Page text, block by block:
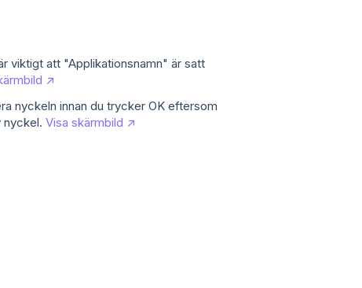
viktigt att "Applikationsnamn" är satt
↗
nyckeln innan du trycker OK eftersom
nyckel. Visa skärmbild ↗